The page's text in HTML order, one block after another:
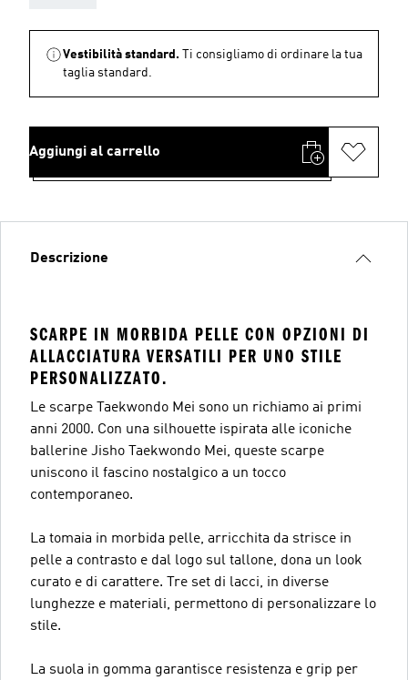
Vestibilità standard.
Ti consigliamo di ordinare la tua
taglia standard.
Aggiungi al carrello
Descrizione
SCARPE IN MORBIDA PELLE CON OPZIONI DI
ALLACCIATURA VERSATILI PER UNO STILE
PERSONALIZZATO.
Le scarpe Taekwondo Mei sono un richiamo ai primi
anni 2000. Con una silhouette ispirata alle iconiche
ballerine Jisho Taekwondo Mei, queste scarpe
uniscono il fascino nostalgico a un tocco
contemporaneo.
La tomaia in morbida pelle, arricchita da strisce in
pelle a contrasto e dal logo sul tallone, dona un look
curato e di carattere. Tre set di lacci, in diverse
lunghezze e materiali, permettono di personalizzare lo
stile.
La suola in gomma garantisce resistenza e grip per